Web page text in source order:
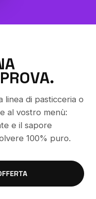
linea di pasticceria o
al vostro menù:
e il sapore
100% puro.